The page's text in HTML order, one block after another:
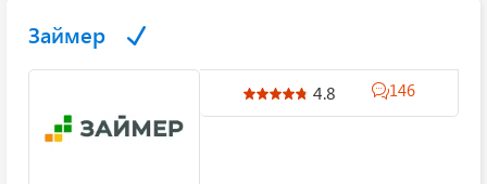
Займер
4.8 146